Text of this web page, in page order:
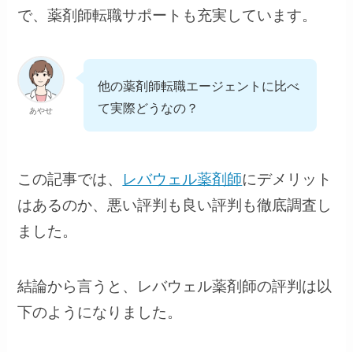
で、薬剤師転職サポートも充実しています。
あやせ
他の薬剤師転職エージェントに比べ
て実際どうなの？
この記事では、 レバウェル薬剤師にデメリット
はあるのか、悪い評判も良い評判も徹底調査し
ました。
結論から言うと、レバウェル薬剤師の評判は以
下のようになりました。